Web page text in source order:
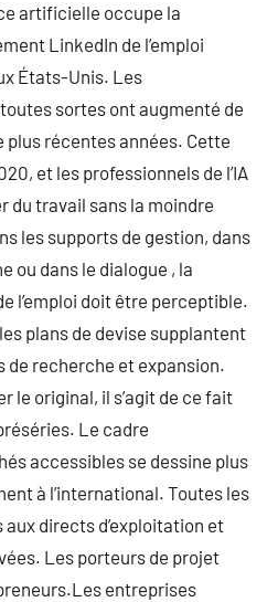
artificielle occupe la
LinkedIn de l’emploi
États-Unis. Les
sortes ont augmenté de
plus récentes années. Cette
et les professionnels de l’IA
du travail sans la moindre
les supports de gestion, dans
ou dans le dialogue , la
l’emploi doit être perceptible.
plans de devise supplantent
de recherche et expansion.
le original, il s’agit de ce fait
Le cadre
accessibles se dessine plus
à l’international. Toutes les
directs d’exploitation et
Les porteurs de projet
entreprises